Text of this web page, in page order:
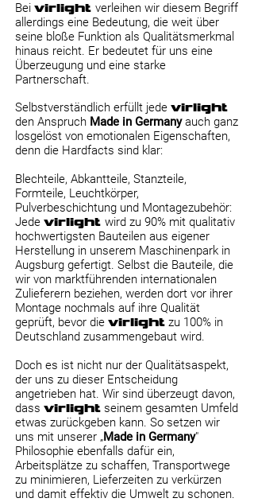
Bei virlight verleihen wir diesem Begriff
allerdings eine Bedeutung, die weit über
seine bloße Funktion als Qualitätsmerkmal
hinaus reicht. Er bedeutet für uns eine
Überzeugung und eine starke
Partnerschaft.
Selbstverständlich erfüllt jede virlight
den Anspruch Made in Germanyauch ganz
losgelöst von emotionalen Eigenschaften,
denn die Hardfacts sind klar:
Blechteile, Abkantteile, Stanzteile,
Formteile, Leuchtkörper,
Pulverbeschichtung und Montagezubehör:
Jede virlight wird zu 90% mit qualitativ
hochwertigsten Bauteilen aus eigener
Herstellung in unserem Maschinenpark in
Augsburg gefertigt. Selbst die Bauteile, die
wir von marktführenden internationalen
Zulieferern beziehen, werden dort vor ihrer
Montage nochmals auf ihre Qualität
geprüft, bevor die virlight zu 100% in
Deutschland zusammengebaut wird.
Doch es ist nicht nur der Qualitätsaspekt,
der uns zu dieser Entscheidung
angetrieben hat. Wir sind überzeugt davon,
dass virlight seinem gesamten Umfeld
etwas zurückgeben kann. So setzen wir
uns mit unserer „Made in Germany"
Philosophie ebenfalls dafür ein,
Arbeitsplätze zu schaffen, Transportwege
zu minimieren, Lieferzeiten zu verkürzen
und damit effektiv die Umwelt zu schonen.